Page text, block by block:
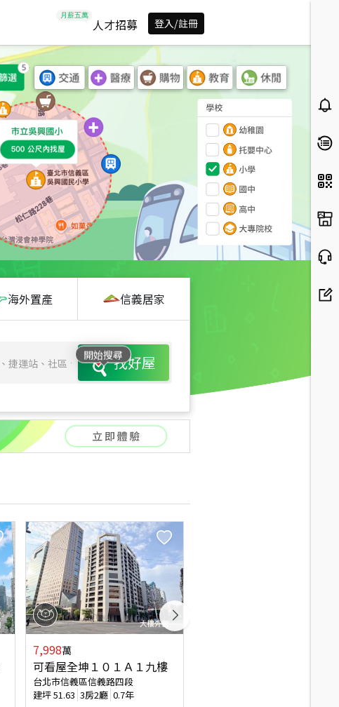
人才招募 登入/註冊
海外置產 信義居家
開始搜尋
找好屋
7,998萬
可看屋全坤１０１Ａ１九樓
台北市信義區信義路四段
建坪51.63 3房2廳 0.7年